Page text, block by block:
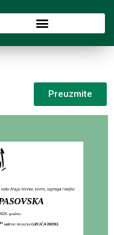
Preuzmite